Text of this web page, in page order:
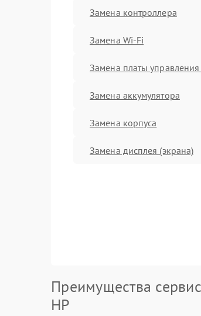
Замена контроллера
Замена Wi-Fi
Замена платы
Замена аккумулятора
Замена корпуса
Замена дисплея (экрана)
Преимущества
HP